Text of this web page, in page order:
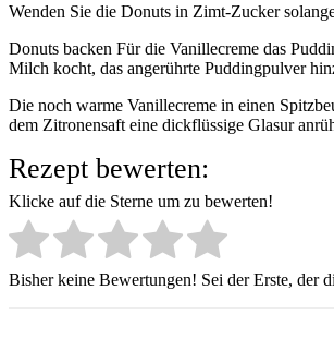
Wenden Sie die Donuts in Zimt-Zucker
Donuts backen Für die Vanillecreme das
Milch kocht, das angerührte Puddingpulver
Die noch warme Vanillecreme in einen
dem Zitronensaft eine dickflüssige Glasur
Rezept bewerten:
Klicke auf die Sterne um zu bewerten!
Bisher keine Bewertungen! Sei der Erste, der